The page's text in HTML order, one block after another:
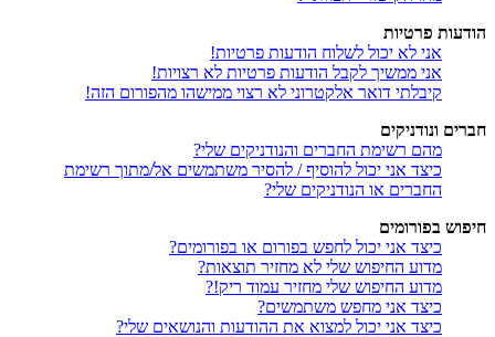
הודעות פרטיות
אני לא יכול לשלוח הודעות פרטיות!
אני ממשיך לקבל הודעות פרטיות לא רצויות!
קיבלתי דואר אלקטרוני לא רצוי ממישהו מהפורום הזה!
חברים ונודניקים
מהם רשימת החברים והנודניקים שלי?
כיצד אני יכול להוסיף / להסיר משתמשים אל/מתוך רשימת
החברים או הנודניקים שלי?
חיפוש בפורומים
כיצד אני יכול לחפש בפורום או בפורומים?
מדוע החיפוש שלי לא מחזיר תוצאות?
מדוע החיפוש שלי מחזיר עמוד ריק!?
כיצד אני מחפש משתמשים?
כיצד אני יכול למצוא את ההודעות והנושאים שלי?